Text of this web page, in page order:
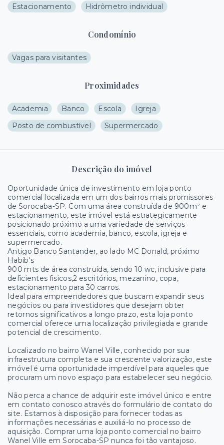
Estacionamento Hidrômetro individual
Condomínio
Vagas para visitantes
Proximidades
Academia Banco Escola
Igreja
Posto de combustível
Supermercado
Descrição do imóvel
Oportunidade única de investimento em loja ponto
comercial localizada em um dos bairros mais promissores
de Sorocaba-SP. Com uma área construída de 900m² e
estacionamento, este imóvel está estrategicamente
posicionado próximo a uma variedade de serviços
essenciais, como academia, banco, escola, igreja e
supermercado.
Antigo Banco Santander, ao lado MC Donald, próximo
Habib's
900 mts de área construída, sendo 10 wc, inclusive para
deficientes fisicos,2 escritórios, mezanino, copa,
estacionamento para 30 carros.
Ideal para empreendedores que buscam expandir seus
negócios ou para investidores que desejam obter
retornos significativos a longo prazo, esta loja ponto
comercial oferece uma localização privilegiada e grande
potencial de crescimento.
Localizado no bairro Wanel Ville, conhecido por sua
infraestrutura completa e sua crescente valorização, este
imóvel é uma oportunidade imperdível para aqueles que
procuram um novo espaço para estabelecer seu negócio.
Não perca a chance de adquirir este imóvel único e entre
em contato conosco através do formulário de contato do
site. Estamos à disposição para fornecer todas as
informações necessárias e auxiliá-lo no processo de
aquisição. Comprar uma loja ponto comercial no bairro
Wanel Ville em Sorocaba-SP nunca foi tão vantajoso.